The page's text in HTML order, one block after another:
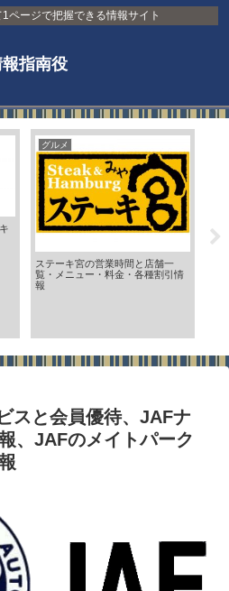
ページで把握できる情報サイト
指南役
グルメ
ステーキ宮の営業時間と店舗一
覧・メニュー・料金・各種割引情
報
スと会員優待、JAFナ
、JAFのメイトパーク